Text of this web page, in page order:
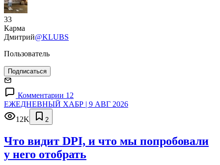
33
Карма
Дмитрий@KLUBS
Пользователь
Подписаться
Комментарии 12
ЕЖЕДНЕВНЫЙ ХАБР | 9 АВГ 2026
12K
2
Что видит DPI, и что мы попробовали
у него отобрать